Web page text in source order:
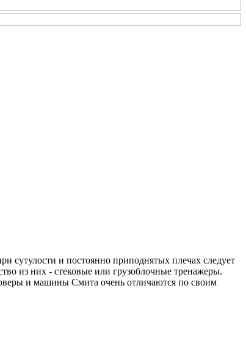
сутулости и постоянно приподнятых плечах следует
из них - стековые или грузоблочные тренажеры.
и машины Смита очень отличаются по своим